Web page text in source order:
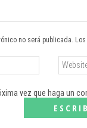
no será publicada.
vez que haga un